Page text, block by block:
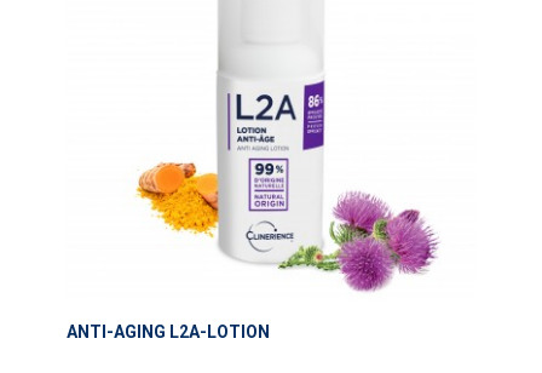
ANTI-AGING L2A-LOTION